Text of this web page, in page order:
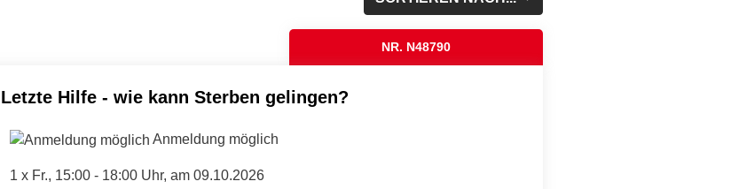
NR. N48790
Letzte Hilfe - wie kann Sterben gelingen?
Anmeldung möglich
1 x Fr., 15:00 - 18:00 Uhr, am 09.10.2026